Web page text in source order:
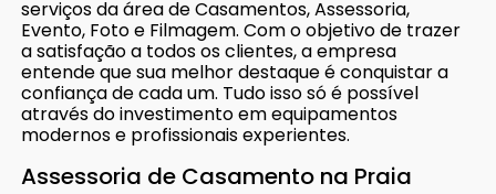
serviços da área de Casamentos, Assessoria,
Evento, Foto e Filmagem. Com o objetivo de trazer
a satisfação a todos os clientes, a empresa
entende que sua melhor destaque é conquistar a
confiança de cada um. Tudo isso só é possível
através do investimento em equipamentos
modernos e profissionais experientes.
Assessoria de Casamento na Praia